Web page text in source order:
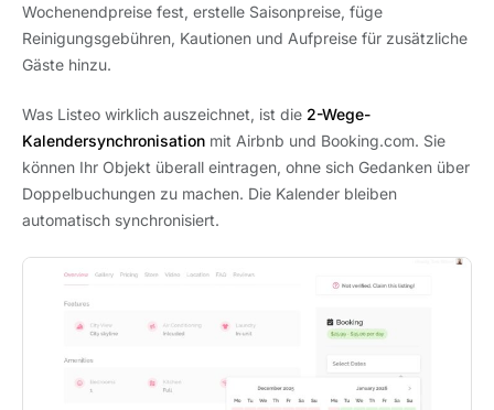
Wochenendpreise fest, erstelle Saisonpreise, füge
Reinigungsgebühren, Kautionen und Aufpreise für zusätzliche
Gäste hinzu.
Was Listeo wirklich auszeichnet, ist die 2-Wege-
Kalendersynchronisation mit Airbnb und Booking.com. Sie
können Ihr Objekt überall eintragen, ohne sich Gedanken über
Doppelbuchungen zu machen. Die Kalender bleiben
automatisch synchronisiert.